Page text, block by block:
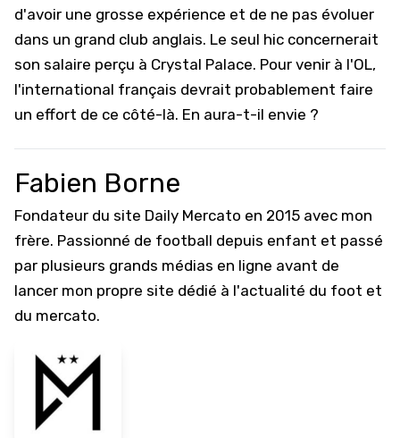
d'avoir une grosse expérience et de ne pas évoluer
dans un grand club anglais. Le seul hic concernerait
son salaire perçu à Crystal Palace. Pour venir à l'OL,
l'international français devrait probablement faire
un effort de ce côté-là. En aura-t-il envie ?
Fabien Borne
Fondateur du site Daily Mercato en 2015 avec mon
frère. Passionné de football depuis enfant et passé
par plusieurs grands médias en ligne avant de
lancer mon propre site dédié à l'actualité du foot et
du mercato.